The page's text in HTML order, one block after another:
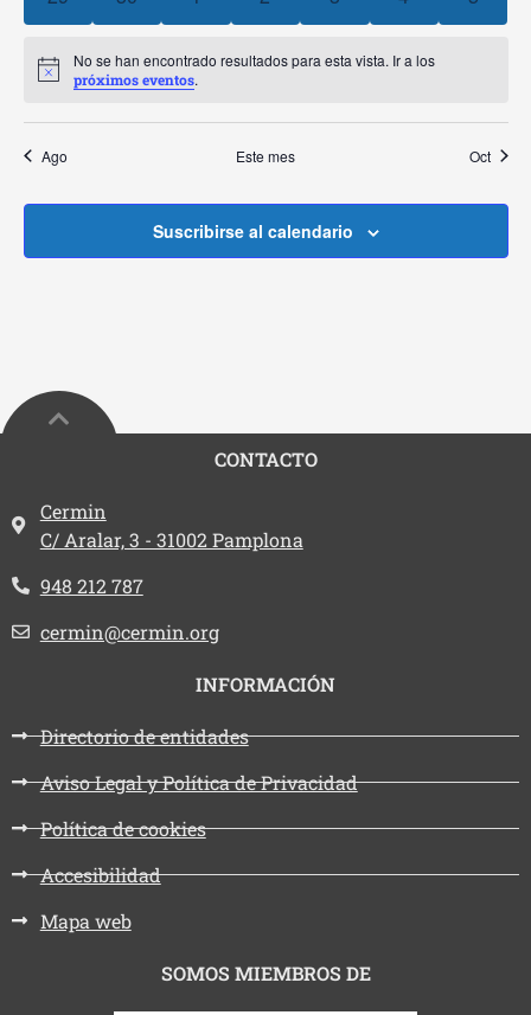
Aviso
No se han encontrado resultados para esta vista. Ir a los
próximos eventos.
Ago Este mes Oct
Suscribirse al calendario
CONTACTO
Dirección:
Cermin
C/ Aralar, 3 - 31002 Pamplona
Teléfono:
948 212 787
Email:
cermin@cermin.org
INFORMACIÓN
Directorio de entidades
Aviso Legal y Política de Privacidad
Política de cookies
Accesibilidad
Mapa web
SOMOS MIEMBROS DE